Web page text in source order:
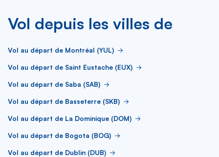
Vol depuis les villes de
Vol au départ de Montréal (YUL)
Vol au départ de Saint Eustache (EUX)
Vol au départ de Saba (SAB)
Vol au départ de Basseterre (SKB)
Vol au départ de La Dominique (DOM)
Vol au départ de Bogota (BOG)
Vol au départ de Dublin (DUB)